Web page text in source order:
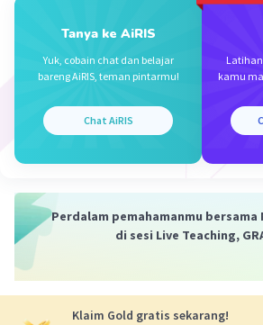
B. Meningkatnya kasus
nepotisme.
Beri Rating·0.0(0) Balas
Tanya ke AiRIS
Yuk, cobain chat dan belajar
bareng AiRIS, teman pintarmu!
Chat AiRIS
Latihan
kamu
Perdalam pemahamanmu bersama
di sesi Live Teaching,
Klaim Gold gratis sekarang!